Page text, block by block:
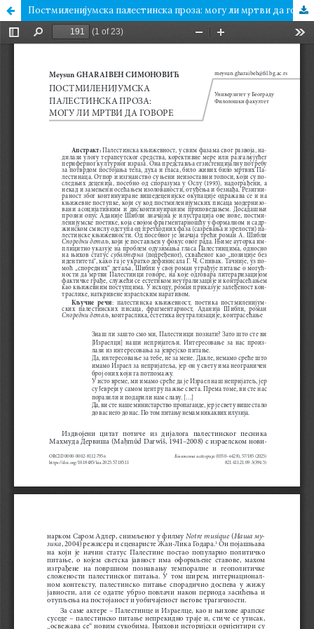
Постмиленијумска палестинска проза: могу ли мртви да говоре?